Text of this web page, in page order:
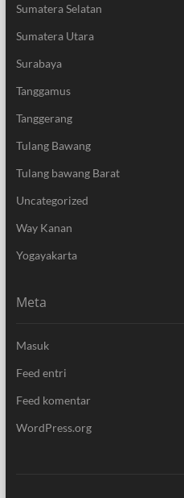
Sumatera Selatan
Sumatera Utara
Surabaya
Tanggamus
Tanggerang
Tulang Bawang
Tulang bawang Barat
Uncategorized
Way Kanan
Yogayakarta
Meta
Masuk
Feed entri
Feed komentar
WordPress.org